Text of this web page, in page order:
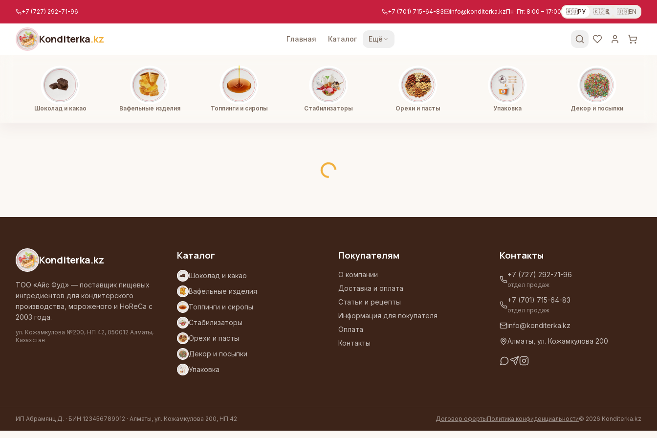
+7 (727) 292-71-96 +7 (701) 715-64-83 info@konditerka.kzПн-Пт: 8:00 – 17:00 🇷🇺РУ 🇰🇿ҚЗ 🇬🇧EN
Konditerka.kz Главная Каталог Ещё
Шоколад и какао Вафельные изделия Топпинги и сиропы Стабилизаторы Орехи и пасты Упаковка Декор и посыпки
Konditerka.kz
ТОО «Айс Фуд» — поставщик пищевых
ингредиентов для кондитерского
производства, мороженого и HoReCa с
2003 года.
ул. Кожамкулова №200, НП 42, 050012 Алматы,
Казахстан
Каталог
Шоколад и какао
Вафельные изделия
Топпинги и сиропы
Стабилизаторы
Орехи и пасты
Декор и посыпки
Упаковка
Покупателям
О компании
Доставка и оплата
Статьи и рецепты
Информация для покупателя
Оплата
Контакты
Контакты
+7 (727) 292-71-96
отдел продаж
+7 (701) 715-64-83
отдел продаж
info@konditerka.kz
Алматы, ул. Кожамкулова 200
ИП Абрамянц Д. · БИН 123456789012 · Алматы, ул. Кожамкулова 200, НП 42 Договор офертыПолитика конфиденциальности© 2026 Konditerka.kz